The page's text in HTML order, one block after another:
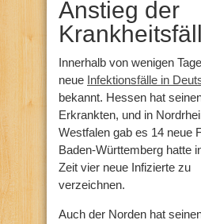
Anstieg der
Innerhalb von wenigen
neue Infektionsfälle in
bekannt. Hessen hat
Erkrankten, und in
Westfalen gab es 14 neue
Baden-Württemberg hatte
Zeit vier neue Infizierte zu
verzeichnen.
Auch der Norden hat